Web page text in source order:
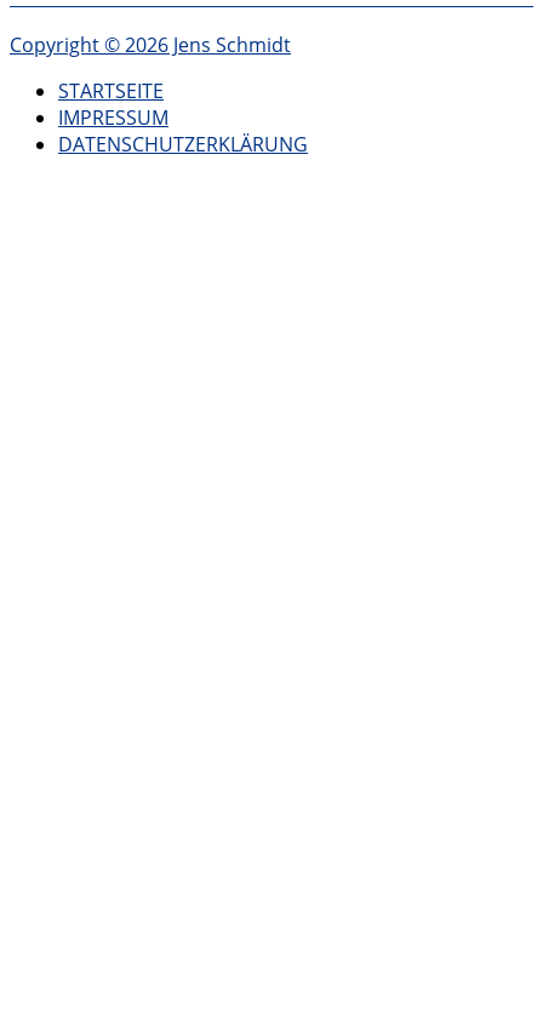
Copyright © 2026 Jens Schmidt
STARTSEITE
IMPRESSUM
DATENSCHUTZERKLÄRUNG